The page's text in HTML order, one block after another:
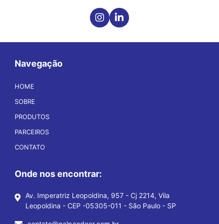
Navegação
HOME
SOBRE
PRODUTOS
PARCEIROS
CONTATO
Onde nos encontrar:
Av. Imperatriz Leopoldina, 957 - Cj 2214, Vila
Leopoldina - CEP -05305-011 - São Paulo - SP